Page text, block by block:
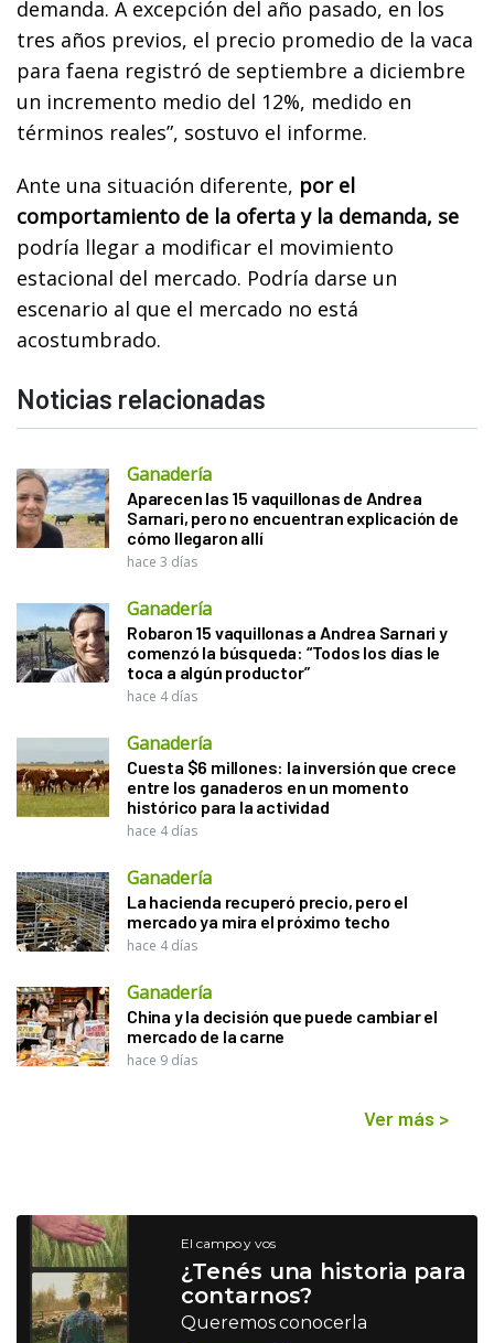
demanda. A excepción del año pasado, en los
tres años previos, el precio promedio de la vaca
para faena registró de septiembre a diciembre
un incremento medio del 12%, medido en
términos reales”, sostuvo el informe.
Ante una situación diferente, por el
comportamiento de la oferta y la demanda, se
podría llegar a modificar el movimiento
estacional del mercado. Podría darse un
escenario al que el mercado no está
acostumbrado.
Noticias relacionadas
Ganadería
Aparecen las 15 vaquillonas de Andrea
Sarnari, pero no encuentran explicación de
cómo llegaron allí
hace 3 días
Ganadería
Robaron 15 vaquillonas a Andrea Sarnari y
comenzó la búsqueda: “Todos los días le
toca a algún productor”
hace 4 días
Ganadería
Cuesta $6 millones: la inversión que crece
entre los ganaderos en un momento
histórico para la actividad
hace 4 días
Ganadería
La hacienda recuperó precio, pero el
mercado ya mira el próximo techo
hace 4 días
Ganadería
China y la decisión que puede cambiar el
mercado de la carne
hace 9 días
Ver más >
El campo y vos
¿Tenés una historia para
contarnos?
Queremos conocerla